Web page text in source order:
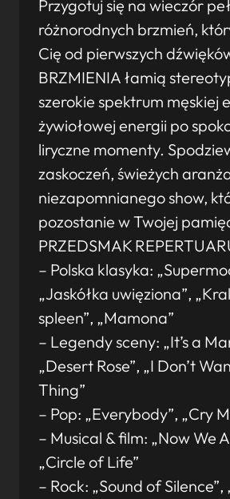
Przygotuj się na wieczór
różnorodnych brzmień,
Cię od pierwszych
BRZMIENIA łamią
szerokie spektrum męskiej
żywiołowej energii po
liryczne momenty.
zaskoczeń, świeżych
niezapomnianego show,
pozostanie w Twojej
PRZEDSMAK
– Polska klasyka:
„Jaskółka uwięziona”,
spleen”, „Mamona”
– Legendy sceny: „It’s a
„Desert Rose”, „I Don’t
Thing”
– Pop: „Everybody”, „Cry
– Musical & film: „Now We
„Circle of Life”
– Rock: „Sound of Silence”,